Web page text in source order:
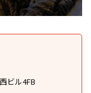
ビル4FB